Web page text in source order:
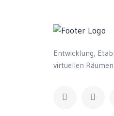
Entwicklung,
virtuellen